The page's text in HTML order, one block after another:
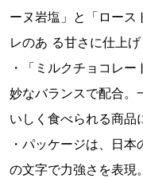
ーヌ岩塩」と「ロース
レのあ る甘さに仕上げ
・「ミルクチョコレ
妙なバランスで配合。
いしく食べられる商品
・パッケージは、日本
の文字で力強さを表現